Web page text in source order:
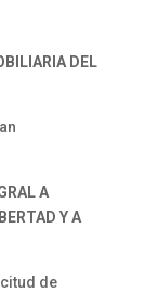
DEL
A
Y A
de